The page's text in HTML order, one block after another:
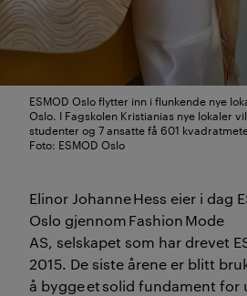
ESMOD Oslo flytter inn i flunkende nye
Oslo. I Fagskolen Kristianias nye lokaler
studenter og 7 ansatte få 601
Foto: ESMOD Oslo
Elinor JohanneHess eier i dag
Oslo gjennomFashionMode
AS, selskapet som har drevet
2015. De siste årene er blitt
å bygge et solid fundament for